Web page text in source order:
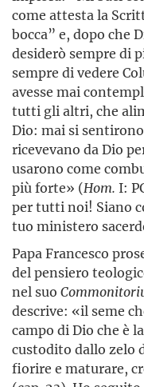
come attesta la
bocca” e, dopo che
desiderò sempre di
sempre di vedere
avesse mai
tutti gli altri, che
Dio: mai si
ricevevano da Dio
usarono come
più forte» (Hom. I:
per tutti noi! Siano
tuo ministero
Papa Francesco
del pensiero
nel suo
descrive: «il seme
campo di Dio che è
custodito dallo zelo
fiorire e maturare,